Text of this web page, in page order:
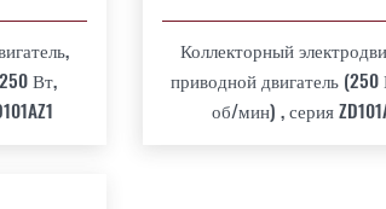
Вт,
Коллекторный
приводной двигатель
об/мин) , серия